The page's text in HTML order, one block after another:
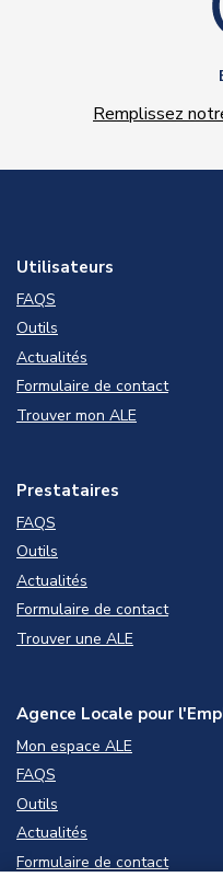
Remplissez
Utilisateurs
FAQS
Outils
Actualités
Formulaire de contact
Trouver mon ALE
Prestataires
FAQS
Outils
Actualités
Formulaire de contact
Trouver une ALE
Agence Locale pour
Mon espace ALE
FAQS
Outils
Actualités
Formulaire de contact